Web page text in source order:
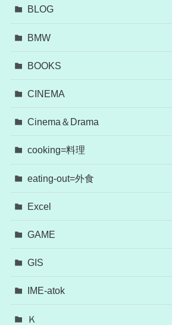
BLOG
BMW
BOOKS
CINEMA
Cinema＆Drama
cooking=料理
eating-out=外食
Excel
GAME
GIS
IME-atok
Ｋ